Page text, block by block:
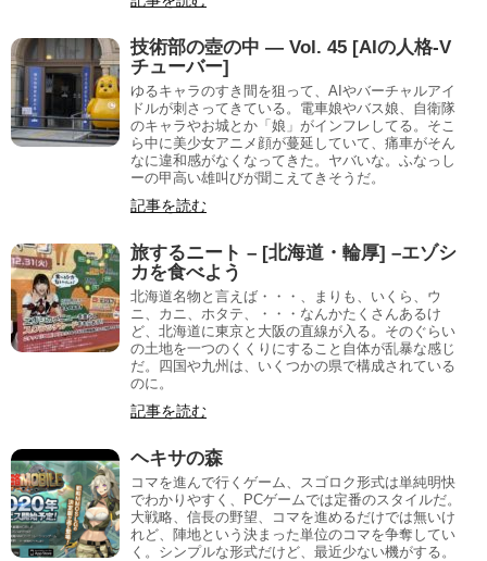
技術部の壺の中 — Vol. 45 [AIの人格-V
チューバー]
ゆるキャラのすき間を狙って、AIやバーチャルアイ
ドルが刺さってきている。電車娘やバス娘、自衛隊
のキャラやお城とか「娘」がインフレしてる。そこ
ら中に美少女アニメ顔が蔓延していて、痛車がそん
なに違和感がなくなってきた。ヤバいな。ふなっし
ーの甲高い雄叫びが聞こえてきそうだ。
記事を読む
旅するニート – [北海道・輪厚] –エゾシ
カを食べよう
北海道名物と言えば・・・、まりも、いくら、ウ
ニ、カニ、ホタテ、・・・なんかたくさんあるけ
ど、北海道に東京と大阪の直線が入る。そのぐらい
の土地を一つのくくりにすること自体が乱暴な感じ
だ。四国や九州は、いくつかの県で構成されている
のに。
記事を読む
ヘキサの森
コマを進んで行くゲーム、スゴロク形式は単純明快
でわかりやすく、PCゲームでは定番のスタイルだ。
大戦略、信長の野望、コマを進めるだけでは無いけ
れど、陣地という決まった単位のコマを争奪してい
く。シンプルな形式だけど、最近少ない機がする。